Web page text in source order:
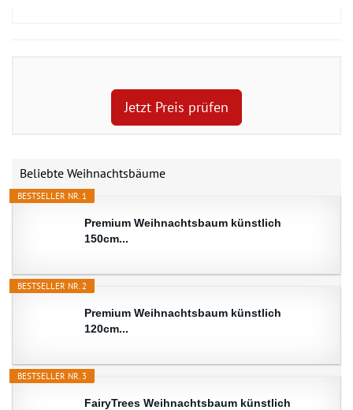
Jetzt Preis prüfen
Beliebte Weihnachtsbäume
BESTSELLER NR. 1
Premium Weihnachtsbaum künstlich
150cm...
BESTSELLER NR. 2
Premium Weihnachtsbaum künstlich
120cm...
BESTSELLER NR. 3
FairyTrees Weihnachtsbaum künstlich